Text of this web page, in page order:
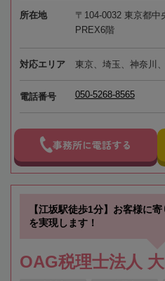
所在地
〒104-0032 東京都
PREX6階
対応エリア 東京、埼玉、神奈川
電話番号 050-5268-8565
事務所に電話する
【江坂駅徒歩1分】お客様に
を実現します！
OAG税理士法人